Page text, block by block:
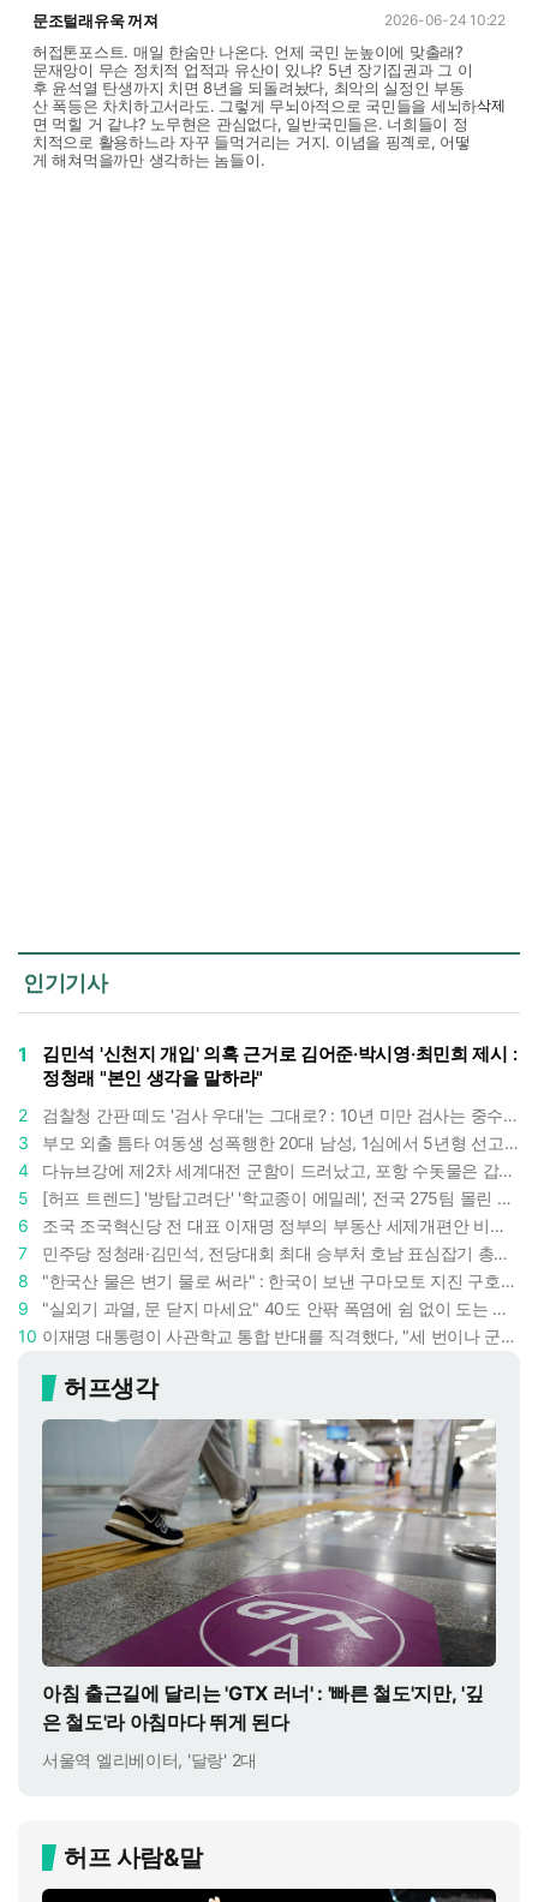
문조털래유욱 꺼져 2026-06-24 10:22
허접톤포스트. 매일 한숨만 나온다. 언제 국민 눈높이에 맞출래?
문재앙이 무슨 정치적 업적과 유산이 있냐? 5년 장기집권과 그 이
후 윤석열 탄생까지 치면 8년을 되돌려놨다, 최악의 실정인 부동
산 폭등은 차치하고서라도. 그렇게 무뇌아적으로 국민들을 세뇌하
면 먹힐 거 같냐? 노무현은 관심없다, 일반국민들은. 너희들이 정
치적으로 활용하느라 자꾸 들먹거리는 거지. 이념을 핑곅로, 어떻
게 해쳐먹을까만 생각하는 놈들이.
삭제
인기기사
1
김민석 '신천지 개입' 의혹 근거로 김어준·박시영·최민희 제시 :
정청래 "본인 생각을 말하라"
2
검찰청 간판 떼도 '검사 우대'는 그대로? : 10년 미만 검사는 중수청 4급 수사관으로 직행한다
3
부모 외출 틈타 여동생 성폭행한 20대 남성, 1심에서 5년형 선고 : 친족 간 '암수범죄'의 심각성
4
다뉴브강에 제2차 세계대전 군함이 드러났고, 포항 수돗물은 갑자기 짜졌다 : 폭염·가뭄이 만든 낯선 풍경
5
[허프 트렌드] '방탑고려단' '학교종이 에밀레', 전국 275팀 몰린 2026년 국립중앙박물관 분장대회 : 숨은 실력자들 나온다
6
조국 조국혁신당 전 대표 이재명 정부의 부동산 세제개편안 비판했다 : '공공주택 대전환' 촉구
7
민주당 정청래·김민석, 전당대회 최대 승부처 호남 표심잡기 총력 : 격차 10%p 안이냐, 밖이냐
8
"한국산 물은 변기 물로 써라" : 한국이 보낸 구마모토 지진 구호품에 한 일본인이 보인 반응
9
"실외기 과열, 문 닫지 마세요" 40도 안팎 폭염에 쉼 없이 도는 에어컨 : 화재 위험 경고등!
10
이재명 대통령이 사관학교 통합 반대를 직격했다, "세 번이나 군사 쿠데타 했는데 압도적 지위"
허프생각
아침 출근길에 달리는 'GTX 러너' : '빠른 철도'지만, '깊
은 철도'라 아침마다 뛰게 된다
서울역 엘리베이터, '달랑' 2대
허프 사람&말